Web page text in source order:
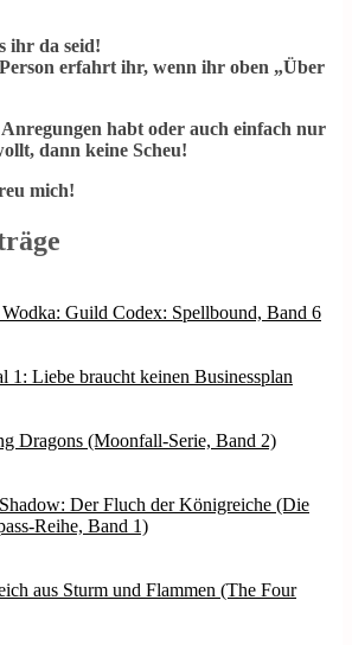
ihr da seid!
erfahrt ihr, wenn ihr oben „Über
habt oder auch einfach nur
dann keine Scheu!
mich!
Guild Codex: Spellbound, Band 6
1: Liebe braucht keinen Businessplan
Dragons (Moonfall-Serie, Band 2)
Der Fluch der Königreiche (Die
Reihe, Band 1)
aus Sturm und Flammen (The Four